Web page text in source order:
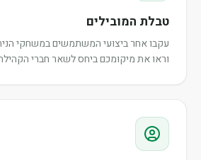
טבלת המובילים
עקבו אחר ביצועי המשתמשים במשחקי
וראו את מיקומכם ביחס לשאר חברי